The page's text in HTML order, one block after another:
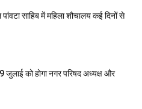
साहिब में महिला शौचालय कई दिनों से
जुलाई को होगा नगर परिषद अध्यक्ष और